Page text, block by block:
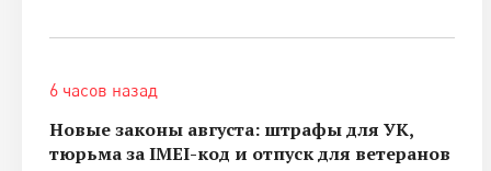
6 часов назад
Новые законы августа: штрафы для УК,
тюрьма за IMEI-код и отпуск для ветеранов